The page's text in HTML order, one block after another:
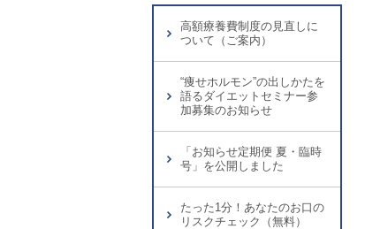
高額療養費制度の見直しに
ついて（ご案内）
“痩せホルモン”の出しかたを
語るダイエットセミナー参
加募集のお知らせ
「お知らせ定期便 夏・臨時
号」を公開しました
たった1分！あなたのお口の
リスクチェック（無料）